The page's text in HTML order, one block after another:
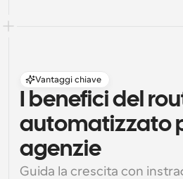
Vantaggi chiave
I benefici del
automatizzato
agenzie
Guida la crescita con